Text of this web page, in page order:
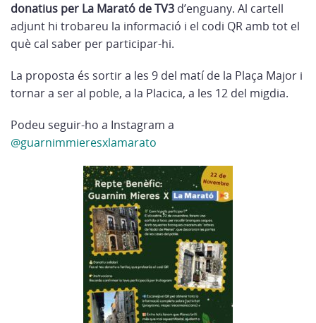
donatius per La Marató de TV3 d’enguany. Al cartell
adjunt hi trobareu la informació i el codi QR amb tot el
què cal saber per participar-hi.
La proposta és sortir a les 9 del matí de la Plaça Major i
tornar a ser al poble, a la Placica, a les 12 del migdia.
Podeu seguir-ho a Instagram a
@guarnimmieresxlamarato